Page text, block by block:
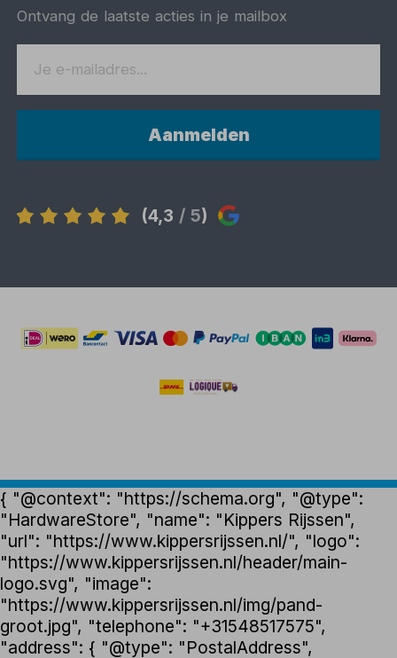
Ontvang de laatste acties in je mailbox
Aanmelden
(4,3 / 5)
{ "@context": "https://schema.org", "@type":
"HardwareStore", "name": "Kippers Rijssen",
"url": "https://www.kippersrijssen.nl/", "logo":
"https://www.kippersrijssen.nl/header/main-
logo.svg", "image":
"https://www.kippersrijssen.nl/img/pand-
groot.jpg", "telephone": "+31548517575",
"address": { "@type": "PostalAddress",